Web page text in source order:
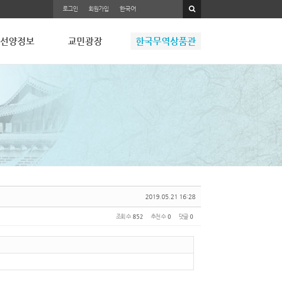
로그인 회원가입 한국어
선양정보 교민광장 한국무역상품관
2019.05.21 16:28
조회 수 852 추천 수 0 댓글 0